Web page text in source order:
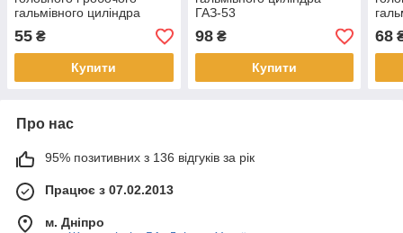
гальмівного циліндра
55 ₴
Купити
ГАЗ-53
98₴
Купити
а/м
68
Про нас
95% позитивних з 136 відгуків за рік
Працює з 07.02.2013
м. Дніпро